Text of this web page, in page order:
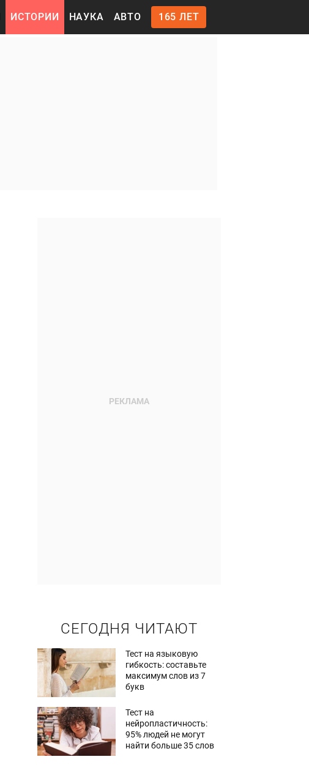
ИСТОРИИ НАУКА АВТО 165 ЛЕТ
СЕГОДНЯ ЧИТАЮТ
Тест на языковую
гибкость: составьте
максимум слов из 7
букв
Тест на
нейропластичность:
95% людей не могут
найти больше 35 слов